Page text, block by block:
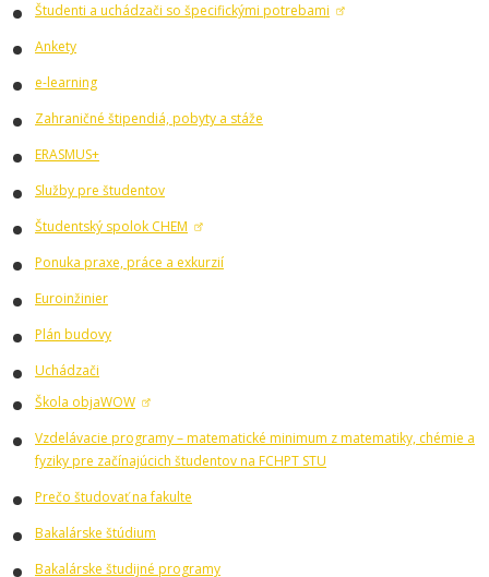
Študenti a uchádzači so špecifickými potrebami
Ankety
e-learning
Zahraničné štipendiá, pobyty a stáže
ERASMUS+
Služby pre študentov
Študentský spolok CHEM
Ponuka praxe, práce a exkurzií
Euroinžinier
Plán budovy
Uchádzači
Škola objaWOW
Vzdelávacie programy – matematické minimum z matematiky, chémie a
fyziky pre začínajúcich študentov na FCHPT STU
Prečo študovať na fakulte
Bakalárske štúdium
Bakalárske študijné programy